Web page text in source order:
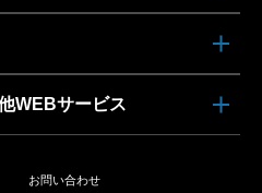
WEBサービス
お問い合わせ